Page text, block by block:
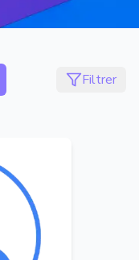
Filtrer